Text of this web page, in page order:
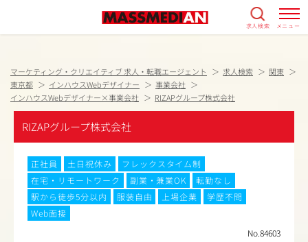
求人検索 メニュー
マーケティング・クリエイティブ 求人・転職エージェント 求人検索
関東
東京都
インハウスWebデザイナー
事業会社
インハウスWebデザイナー×事業会社
RIZAPグループ株式会社
RIZAPグループ株式会社
正社員 土日祝休み
フレックスタイム制
在宅・リモートワーク
副業・兼業OK
転勤なし
駅から徒歩5分以内
服装自由 上場企業
学歴不問
Web面接
No.84603